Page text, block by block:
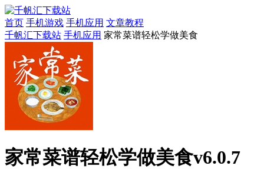
首页 手机游戏 手机应用 文章教程
千帆汇下载站 手机应用 家常菜谱轻松学做美食
家常菜谱轻松学做美食v6.0.7